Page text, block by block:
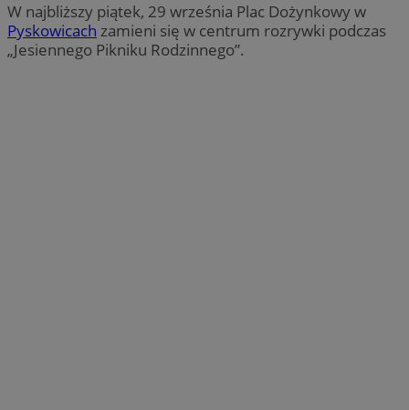
W najbliższy piątek, 29 września Plac Dożynkowy w
Pyskowicach zamieni się w centrum rozrywki podczas
„Jesiennego Pikniku Rodzinnego”.